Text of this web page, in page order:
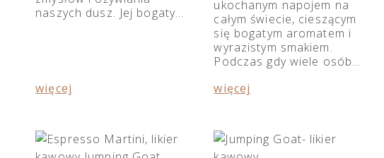
naszych dusz. Jej bogaty…
więcej
ukochanym napojem na
całym świecie, cieszącym
się bogatym aromatem i
wyrazistym smakiem.
Podczas gdy wiele osób…
więcej